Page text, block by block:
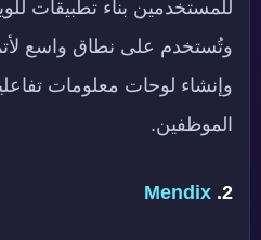
للمستخدمين بناء تطبيقات
وتُستخدم على نطاق واسع
وإنشاء لوحات معلومات
الموظفين.
2.
Mendix